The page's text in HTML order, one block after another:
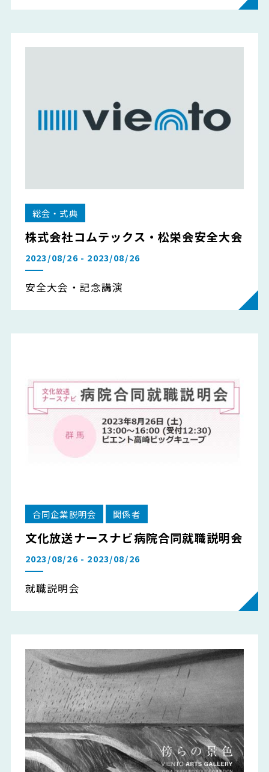
総会・式典
株式会社コムテックス・松栄会安全大会
2023/08/26 - 2023/08/26
安全大会・記念講演
合同企業説明会 関係者
文化放送ナースナビ病院合同就職説明会
2023/08/26 - 2023/08/26
就職説明会